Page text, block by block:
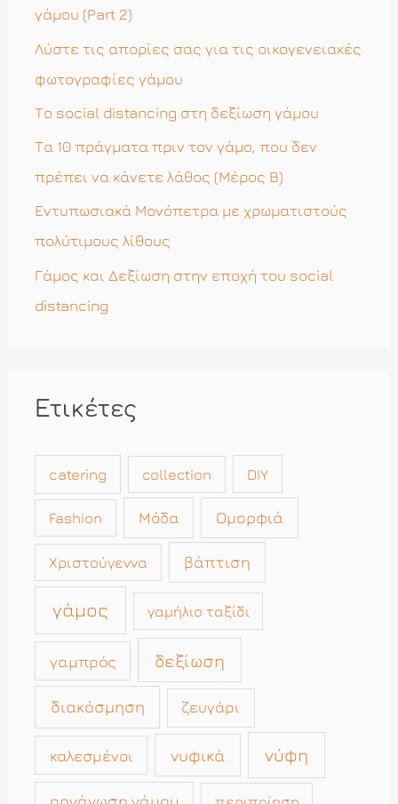
σ
η
γ
γάμου (Part 2)
Λύστε τις απορίες σας για τις οικογενειακές
φωτογραφίες γάμου
Το social distancing στη δεξίωση γάμου
Τα 10 πράγματα πριν τον γάμο, που δεν
πρέπει να κάνετε λάθος (Μέρος Β)
Εντυπωσιακά Μονόπετρα με χρωματιστούς
πολύτιμους λίθους
Γάμος και Δεξίωση στην εποχή του social
distancing
Ετικέτες
catering collection DIY
Fashion Μόδα Ομορφιά
Χριστούγεννα βάπτιση
γάμος γαμήλιο ταξίδι
γαμπρός δεξίωση
διακόσμηση ζευγάρι
καλεσμένοι νυφικά νύφη